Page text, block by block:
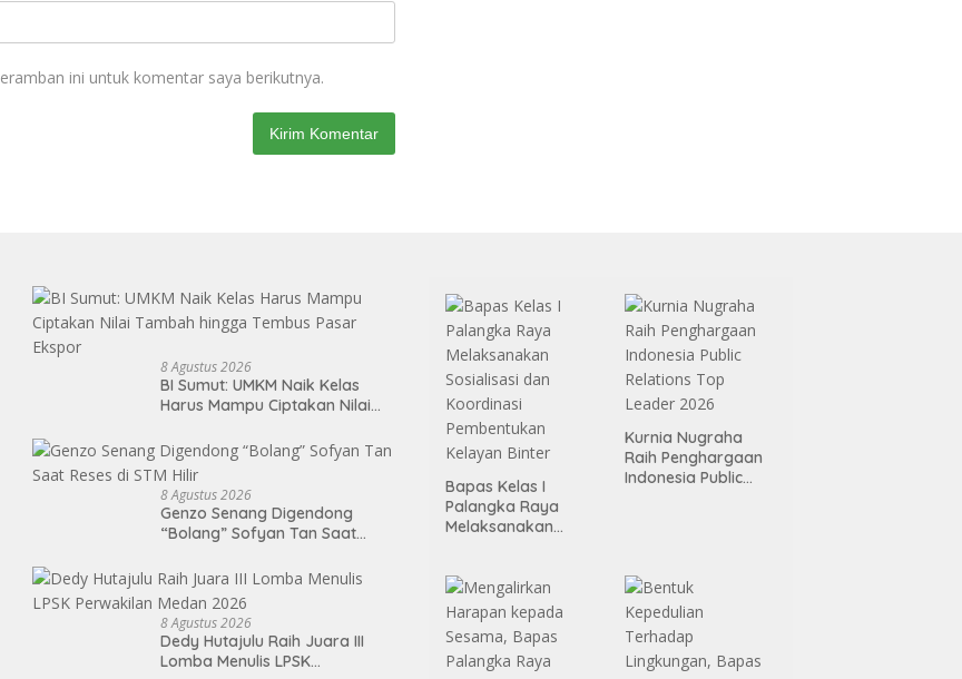
ini untuk komentar saya berikutnya.
8 Agustus 2026
BI Sumut: UMKM Naik Kelas
Harus Mampu Ciptakan Nilai
Ekspor
8 Agustus 2026
Genzo Senang Digendong
“Bolang” Sofyan Tan Saat
8 Agustus 2026
Dedy Hutajulu Raih Juara III
Lomba Menulis LPSK
Bapas Kelas I
Palangka Raya
Melaksanakan
Pembentukan
Kelayan Binter
Kurnia Nugraha
Raih Penghargaan
Indonesia Public